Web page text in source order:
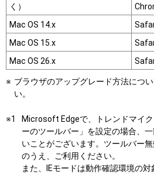
く）
Mac OS 14.x
Mac OS 15.x
Mac OS 26.x
ブラウザのアップグレード方法につい
い。
Microsoft Edgeで、トレンドマイ
ーのツールバー」を設定の場合、
いことがございます。ツールバー
のうえ、ご利用ください。
また、IEモードは動作確認環境の対